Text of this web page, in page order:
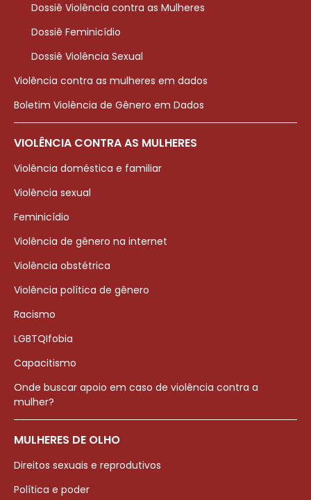
Dossiê Violência contra as Mulheres
Dossiê Feminicídio
Dossiê Violência Sexual
Violência contra as mulheres em dados
Boletim Violência de Gênero em Dados
VIOLÊNCIA CONTRA AS MULHERES
Violência doméstica e familiar
Violência sexual
Feminicídio
Violência de gênero na internet
Violência obstétrica
Violência política de gênero
Racismo
LGBTQIfobia
Capacitismo
Onde buscar apoio em caso de violência contra a
mulher?
MULHERES DE OLHO
Direitos sexuais e reprodutivos
Política e poder